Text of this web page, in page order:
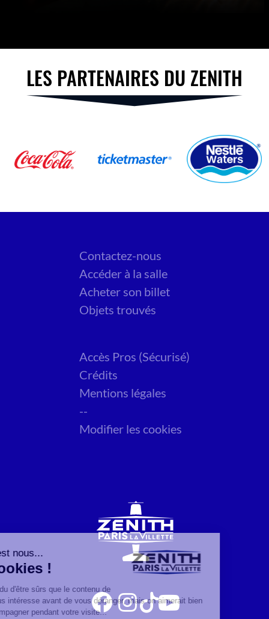
LES PARTENAIRES DU ZENITH
Contactez-nous
Accéder à la salle
Acheter son billet
Objets trouvés
Accès Pros (Sécurisé)
Crédits
Mentions légales
--
Modifier les cookies
Salut c'est nous...
les Cookies !
On a attendu d'être sûrs que le contenu de
ce site vous intéresse avant de vous déranger, mais on aimerait bien
vous accompagner pendant votre visite...